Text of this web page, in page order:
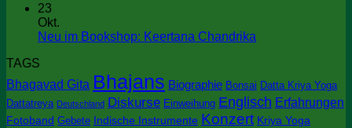
23
Okt.
Neu im Bookshop: Keertana Chandrika
im
Bookshop:
Keertana
TAGS
Bhagavad Gita Bhajans Biographie Bonsai Datta Kriya Yoga
Dattatreya Deutschland Diskurse Einweihung Englisch Erfahrungen
Fotoband Gebete Indische Instrumente Konzert Kriya Yoga